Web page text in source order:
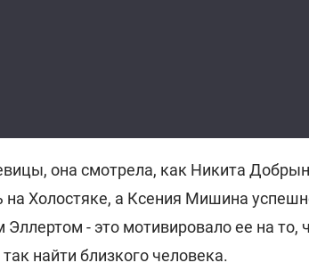
она смотрела, как Никита
Холостяке, а Ксения Мишина
- это мотивировало ее на то,
найти близкого человека.